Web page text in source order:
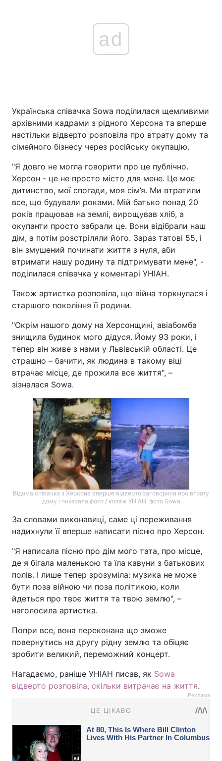
ad
Українська співачка Sowa поділилася щемливими
архівними кадрами з рідного Херсона та вперше
настільки відверто розповіла про втрату дому та
сімейного бізнесу через російську окупацію.
"Я довго не могла говорити про це публічно.
Херсон - це не просто місто для мене. Це моє
дитинство, мої спогади, моя сім’я. Ми втратили
все, що будували роками. Мій батько понад 20
років працював на землі, вирощував хліб, а
окупанти просто забрали це. Вони відібрали наш
дім, а потім розстріляли його. Зараз татові 55, і
він змушений починати життя з нуля, аби
втримати нашу родину та підтримувати мене", -
поділилася співачка у коментарі УНІАН.
Також артистка розповіла, що війна торкнулася і
старшого покоління її родини.
"Окрім нашого дому на Херсонщині, авіабомба
знищила будинок мого дідуся. Йому 93 роки, і
тепер він живе з нами у Львівській області. Це
страшно – бачити, як людина в такому віці
втрачає місце, де прожила все життя", –
зізналася Sowa.
Відома співачка з Херсона вперше відверто заговорила про втрату
дому і показала фото / колаж УНІАН, фото Sowa
За словами виконавиці, саме ці переживання
надихнули її вперше написати пісню про Херсон.
"Я написала пісню про дім мого тата, про місце,
де я бігала маленькою та їла кавуни з батькових
полів. І лише тепер зрозуміла: музика не може
бути поза війною чи поза політикою, коли
йдеться про твоє життя та твою землю", –
наголосила артистка.
Попри все, вона переконана що зможе
повернутись на другу рідну землю та обіцяє
зробити великий, переможний концерт.
Нагадаємо, раніше УНІАН писав, як Sowa
відверто розповіла, скільки витрачає на життя.
Реклама